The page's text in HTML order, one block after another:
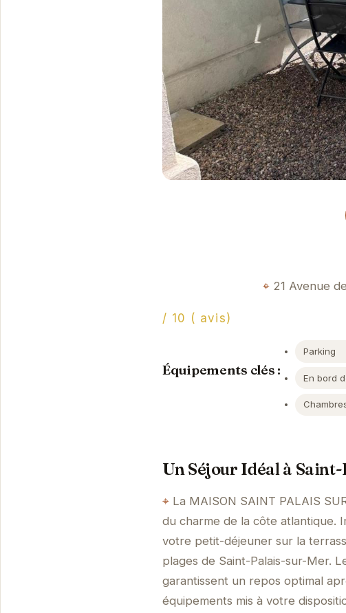
21 Avenue
/ 10 ( avis)
Équipements clés :
Parking
En bord
Un Séjour Idéal à
La MAISON SAINT PALAIS
du charme de la côte atlantique.
votre petit-déjeuner sur la
plages de Saint-Palais-sur-Mer.
garantissent un repos optimal
équipements mis à votre